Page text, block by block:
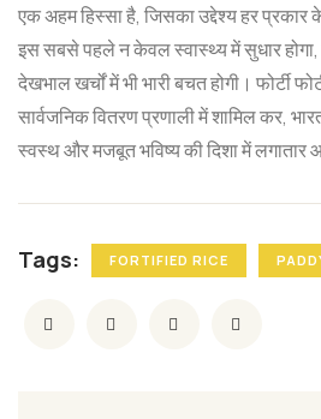
एक अहम हिस्सा है, जिसका उद्देश्य हर
इस सबसे पहले न केवल स्वास्थ्य में सुधार होगा,
देखभाल खर्चों में भी भारी बचत होगी। फोर्टी
सार्वजनिक वितरण प्रणाली में शामिल कर,
स्वस्थ और मजबूत भविष्य की दिशा में लगातार
Tags: FORTIFIED RICE